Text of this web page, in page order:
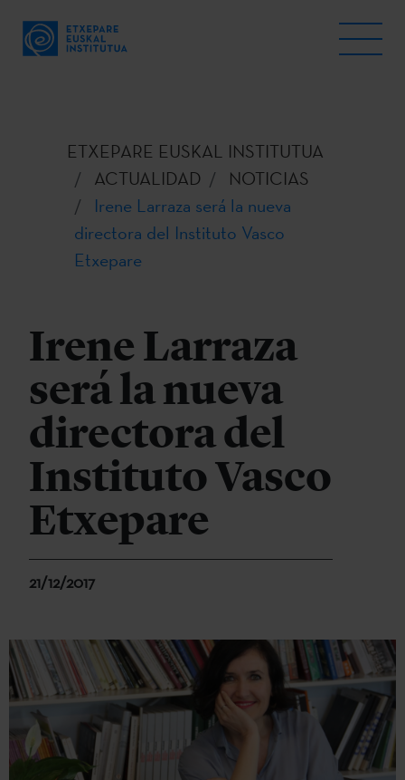
ETXEPARE EUSKAL INSTITUTUA
ACTUALIDAD
NOTICIAS
Irene Larraza será la nueva
directora del Instituto Vasco
Etxepare
Irene Larraza
será la nueva
directora del
Instituto Vasco
Etxepare
21/12/2017